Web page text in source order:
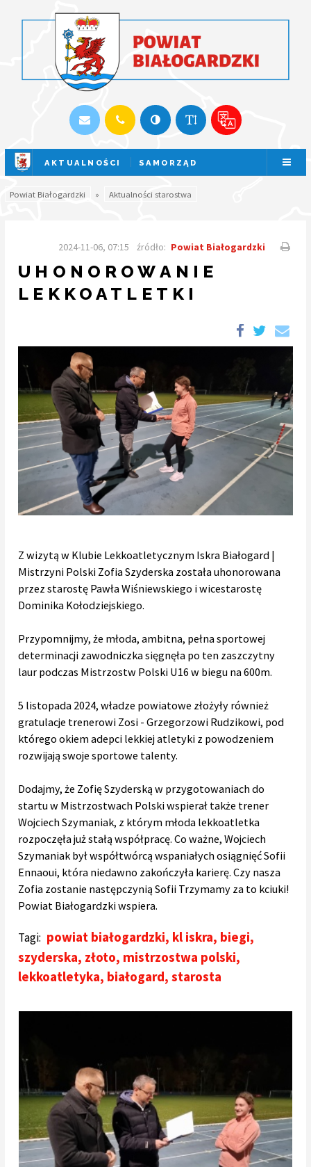
AKTUALNOŚCI SAMORZĄD
SESJA NA ŻYWO
Powiat Białogardzki » Aktualności starostwa
2024-11-06, 07:15 źródło: Powiat Białogardzki
UHONOROWANIE
LEKKOATLETKI
Z wizytą w Klubie Lekkoatletycznym Iskra Białogard |
Mistrzyni Polski Zofia Szyderska została uhonorowana
przez starostę Pawła Wiśniewskiego i wicestarostę
Dominika Kołodziejskiego.
Przypomnijmy, że młoda, ambitna, pełna sportowej
determinacji zawodniczka sięgnęła po ten zaszczytny
laur podczas Mistrzostw Polski U16 w biegu na 600m.
5 listopada 2024, władze powiatowe złożyły również
gratulacje trenerowi Zosi - Grzegorzowi Rudzikowi, pod
którego okiem adepci lekkiej atletyki z powodzeniem
rozwijają swoje sportowe talenty.
Dodajmy, że Zofię Szyderską w przygotowaniach do
startu w Mistrzostwach Polski wspierał także trener
Wojciech Szymaniak, z którym młoda lekkoatletka
rozpoczęła już stałą współpracę. Co ważne, Wojciech
Szymaniak był współtwórcą wspaniałych osiągnięć Sofii
Ennaoui, która niedawno zakończyła karierę. Czy nasza
Zofia zostanie następczynią Sofii Trzymamy za to kciuki!
Powiat Białogardzki wspiera.
Tagi: powiat białogardzki, kl iskra, biegi,
szyderska, złoto, mistrzostwa polski,
lekkoatletyka, białogard,starosta